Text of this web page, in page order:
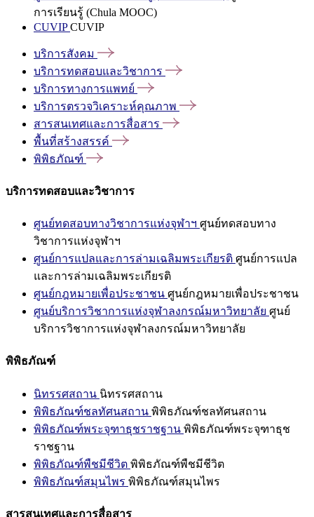
การเรียนรู้ (Chula MOOC)
CUVIPCUVIP
บริการสังคม
บริการทดสอบและวิชาการ
บริการทางการแพทย์
บริการตรวจวิเคราะห์คุณภาพ
สารสนเทศและการสื่อสาร
พื้นที่สร้างสรรค์
พิพิธภัณฑ์
บริการทดสอบและวิชาการ
ศูนย์ทดสอบทางวิชาการแห่งจุฬาฯ ศูนย์ทดสอบทาง
วิชาการแห่งจุฬาฯ
ศูนย์การแปลและการล่ามเฉลิมพระเกียรติ ศูนย์การแปล
และการล่ามเฉลิมพระเกียรติ
ศูนย์กฎหมายเพื่อประชาชน ศูนย์กฎหมายเพื่อประชาชน
ศูนย์บริการวิชาการแห่งจุฬาลงกรณ์มหาวิทยาลัย ศูนย์
บริการวิชาการแห่งจุฬาลงกรณ์มหาวิทยาลัย
พิพิธภัณฑ์
นิทรรศสถาน นิทรรศสถาน
พิพิธภัณฑ์ชลทัศนสถาน พิพิธภัณฑ์ชลทัศนสถาน
พิพิธภัณฑ์พระจุฑาธุชราชฐาน พิพิธภัณฑ์พระจุฑาธุช
ราชฐาน
พิพิธภัณฑ์พืชมีชีวิต พิพิธภัณฑ์พืชมีชีวิต
พิพิธภัณฑ์สมุนไพร พิพิธภัณฑ์สมุนไพร
สารสนเทศและการสื่อสาร